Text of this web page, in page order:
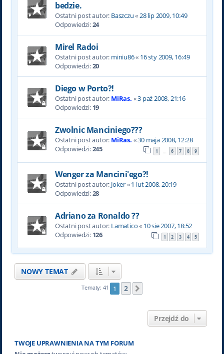
bedzie.
Ostatni post autor: Baszczu«28 lip 2009, 10:49
Odpowiedzi:24
Mirel Radoi
Ostatni post autor: miniu86« 16 sty 2009, 16:49
Odpowiedzi:20
Diego w Porto?!
Ostatni post autor: MiRas. «3 paź 2008, 21:16
Odpowiedzi: 19
Zwolnic Manciniego???
Ostatni post autor: MiRas. «30 maja 2008, 12:28
Odpowiedzi:245 1 6 7 8 9
Wenger za Mancini'ego?!
Ostatni post autor: Joker«1 lut 2008, 20:19
Odpowiedzi:28
Adriano za Ronaldo ??
Ostatni post autor: Lamatico« 10 sie 2007, 18:52
Odpowiedzi: 126 1 2 3 4 5
NOWY TEMAT
Tematy: 41 1 2
Przejdź do
TWOJE UPRAWNIENIA NA TYM FORUM